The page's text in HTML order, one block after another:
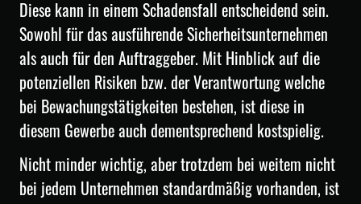
Diese kann in einem Schadensfall entscheidend sein.
Sowohl für das ausführende Sicherheitsunternehmen
als auch für den Auftraggeber. Mit Hinblick auf die
potenziellen Risiken bzw. der Verantwortung welche
bei Bewachungstätigkeiten bestehen, ist diese in
diesem Gewerbe auch dementsprechend kostspielig.
Nicht minder wichtig, aber trotzdem bei weitem nicht
bei jedem Unternehmen standardmäßig vorhanden, ist